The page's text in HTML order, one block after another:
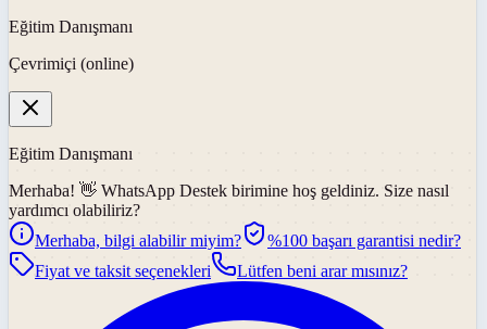
Eğitim Danışmanı
Çevrimiçi (online)
Eğitim Danışmanı
Merhaba! 👋 WhatsApp Destek birimine hoş geldiniz. Size nasıl
yardımcı olabiliriz?
Merhaba, bilgi alabilir miyim?
%100 başarı garantisi nedir?
Fiyat ve taksit seçenekleri
Lütfen beni arar mısınız?